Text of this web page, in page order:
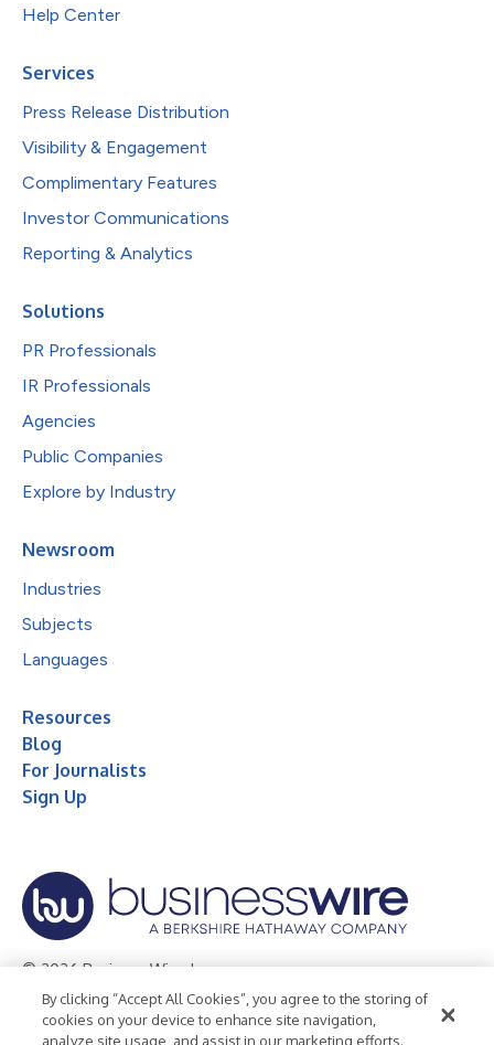
Help Center
Services
Press Release Distribution
Visibility & Engagement
Complimentary Features
Investor Communications
Reporting & Analytics
Solutions
PR Professionals
IR Professionals
Agencies
Public Companies
Explore by Industry
Newsroom
Industries
Subjects
Languages
Resources
Blog
For Journalists
Sign Up
© 2026 Business Wire, Inc.
Privacy Policy Cookie Policy
Accessibility Statement
By clicking “Accept All Cookies”, you agree to the storing of
cookies on your device to enhance site navigation,
analyze site usage, and assist in our marketing efforts.